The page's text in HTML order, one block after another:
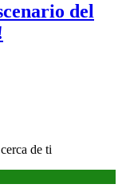
del
de ti